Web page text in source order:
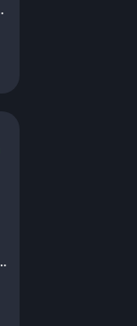
Infinito
Dinero Infinito